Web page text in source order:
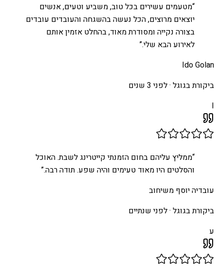
“מטעמים עשירים בכל טוב, משביע וטעים, אנשים
יוצאים מרוצים, הכל נעשה בהשגחה והעובדים עובדים
בצורה נקייה ומסודרת מאוד, בהחלט אזמין אותם
לאירוע הבא שלי.”
Ido Golan
ביקורת בגוגל ·לפני 3 שנים
I
“ממליץ עליהם בחום הזמנתי קייטרינג לשבת. האוכל
והסלטים היו מאוד טעימים והיה שפע. תודה רבה.”
עובדיה יוסף משיחוב
ביקורת בגוגל ·לפני שנתיים
ע